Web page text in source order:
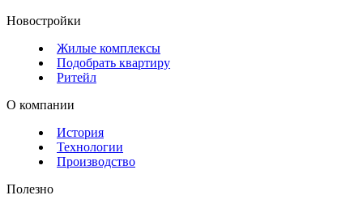
Новостройки
Жилые комплексы
Подобрать квартиру
Ритейл
О компании
История
Технологии
Производство
Полезно